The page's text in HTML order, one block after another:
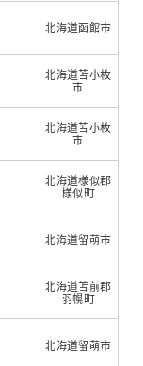
北海道函館市
北海道苫小枚
市
北海道苫小枚
市
北海道様似郡
様似町
北海道留萌市
北海道苫前郡
羽幌町
北海道留萌市